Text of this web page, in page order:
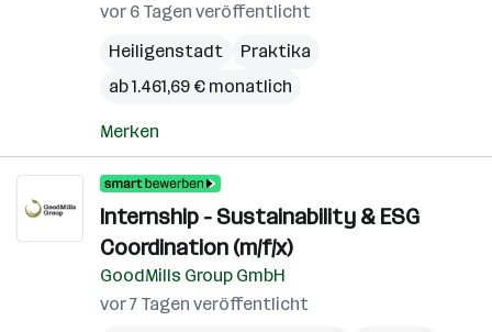
vor 6 Tagen veröffentlicht
Heiligenstadt
Praktika
ab 1.461,69 € monatlich
Merken
Internship - Sustainability & ESG
Coordination (m/f/x)
GoodMills Group GmbH
vor 7 Tagen veröffentlicht